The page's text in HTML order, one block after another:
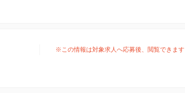
※この情報は対象求人へ応募後、閲覧できます